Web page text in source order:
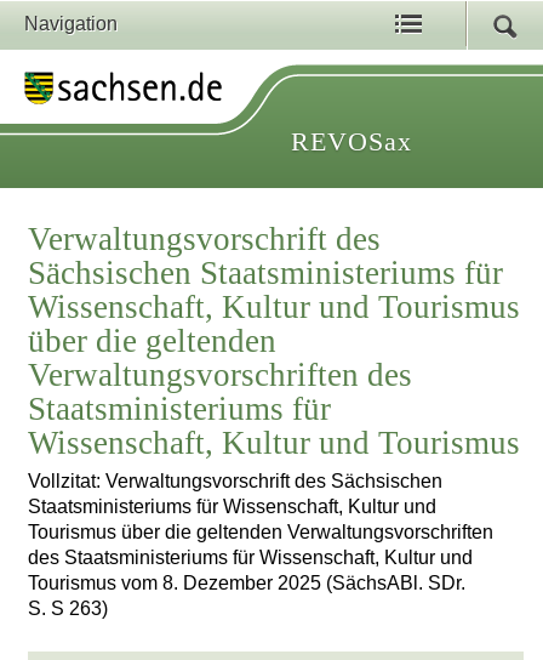
Navigation
REVOSax
Verwaltungsvorschrift des
Sächsischen Staatsministeriums für
Wissenschaft, Kultur und Tourismus
über die geltenden
Verwaltungsvorschriften des
Staatsministeriums für
Wissenschaft, Kultur und Tourismus
Vollzitat: Verwaltungsvorschrift des Sächsischen
Staatsministeriums für Wissenschaft, Kultur und
Tourismus über die geltenden Verwaltungsvorschriften
des Staatsministeriums für Wissenschaft, Kultur und
Tourismus vom 8. Dezember 2025 (SächsABl. SDr.
S. S 263)